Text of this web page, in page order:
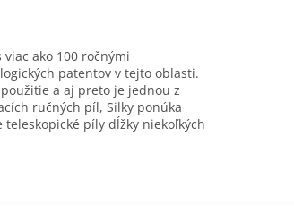
ako 100 ročnými
patentov v tejto oblasti.
a aj preto je jednou z
ručných píl, Silky ponúka
píly dĺžky niekoľkých